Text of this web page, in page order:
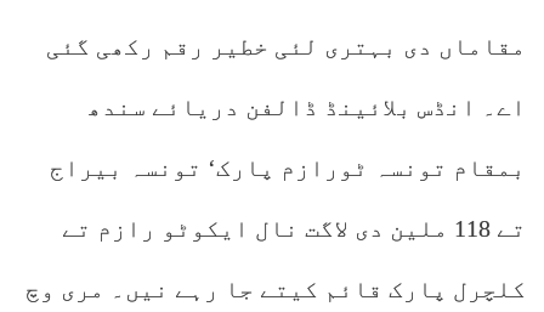
مقاماں دی بہتری لئی خطیر رقم رکھی گئی
اے۔ انڈس بلائینڈ ڈالفن دریائے سندھ
بمقام تونسہ ٹورازم پارک‘ تونسہ بیراج
تے 118 ملین دی لاگت نال ایکوٹو رازم تے
کلچرل پارک قائم کیتے جا رہے نیں۔ مری وچ